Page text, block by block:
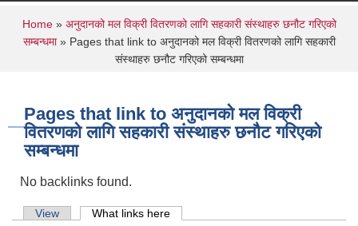
You are here
Home» अनुदानको मल विक्री वितरणको लागि सहकारी संस्थाहरु छनौट गरिएको
सम्बन्धमा» Pages that link to अनुदानको मल विक्री वितरणको लागि सहकारी
संस्थाहरु छनौट गरिएको सम्बन्धमा
Pages that link to अनुदानको मल विक्री
वितरणको लागि सहकारी संस्थाहरु छनौट गरिएको
सम्बन्धमा
No backlinks found.
Primary tabs
View What links here